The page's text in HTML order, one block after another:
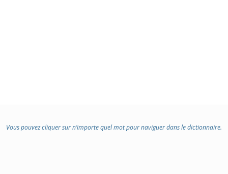
Vous pouvez cliquer sur n’importe quel mot pour naviguer dans le dictionnaire.